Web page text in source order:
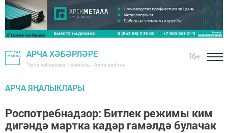
АРЧА ХӘБӘРЛӘРЕ
"Арча хәбәрләре" газетасы - Арча районы
16+
АРЧА ЯҢАЛЫКЛАРЫ
Роспотребнадзор: Битлек режимы ким
дигәндә мартка кадәр гамәлдә булачак